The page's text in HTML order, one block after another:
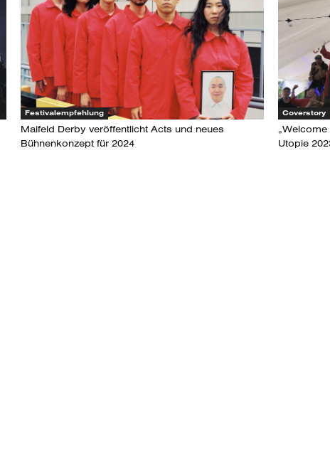
Festivalempfehlung
Maifeld Derby veröffentlicht Acts und neues
Bühnenkonzept für 2024
Coverstory
„Welcome
Utopie